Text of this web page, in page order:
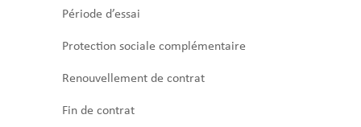
Période d’essai
Protection sociale complémentaire
Renouvellement de contrat
Fin de contrat